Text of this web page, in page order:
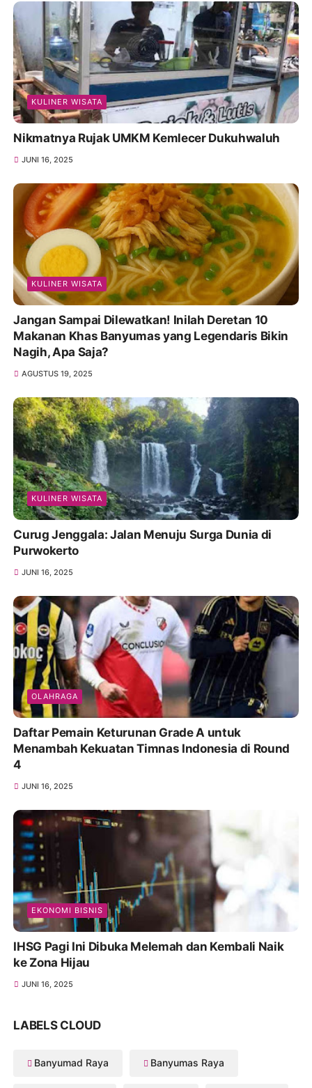
KULINER WISATA
Nikmatnya Rujak UMKM Kemlecer Dukuhwaluh
JUNI 16, 2025
KULINER WISATA
Jangan Sampai Dilewatkan! Inilah Deretan 10
Makanan Khas Banyumas yang Legendaris Bikin
Nagih, Apa Saja?
AGUSTUS 19, 2025
KULINER WISATA
Curug Jenggala: Jalan Menuju Surga Dunia di
Purwokerto
JUNI 16, 2025
OLAHRAGA
Daftar Pemain Keturunan Grade A untuk
Menambah Kekuatan Timnas Indonesia di Round
4
JUNI 16, 2025
EKONOMI BISNIS
IHSG Pagi Ini Dibuka Melemah dan Kembali Naik
ke Zona Hijau
JUNI 16, 2025
LABELS CLOUD
Banyumad Raya Banyumas Raya